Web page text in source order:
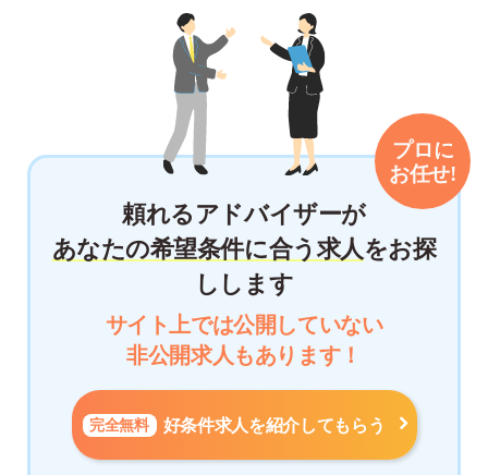
頼れるアドバイザーが
あなたの希望条件に合う求人をお探
しします
サイト上では公開していない
非公開求人もあります！
完全無料 好条件求人を紹介してもらう